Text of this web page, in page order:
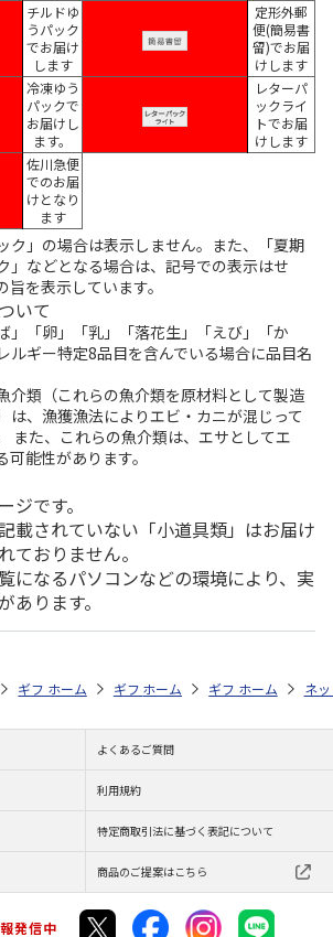
チルドゆ
うパック
でお届け
します
定形外郵
便(簡易書
留)でお届
けします
冷凍ゆう
パックで
お届けし
ます。
レターパ
ックライ
トでお届
けします
佐川急便
でのお届
けとなり
ます
ク」の場合は表示しません。また、「夏期
」などとなる場合は、記号での表示はせ
を表示しています。
いて
」「卵」「乳」「落花生」「えび」「か
ルギー特定8品目を含んでいる場合に品目名
介類（これらの魚介類を原材料として製造
は、漁獲漁法によりエビ・カニが混じって
また、これらの魚介類は、エサとしてエ
能性があります。
ジです。
載されていない「小道具類」はお届け
ておりません。
になるパソコンなどの環境により、実
あります。
お中元・夏ギフト特集 2026 ドリンク ＜
ギフトストア お中元・夏ギフト特集 2026
ホーム ギフトストア お中元・夏ギフト
ホーム ギフトストア お
ホーム ネ
よくあるご質問
利用規約
特定商取引法に基づく表記について
商品のご提案はこちら
発信中